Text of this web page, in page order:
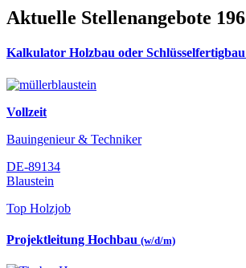
Aktuelle Stellenangebote 196
Kalkulator Holzbau oder Schlüsselfertigbau
Vollzeit
Bauingenieur & Techniker
DE-89134
Blaustein
Top Holzjob
Projektleitung Hochbau (w/d/m)